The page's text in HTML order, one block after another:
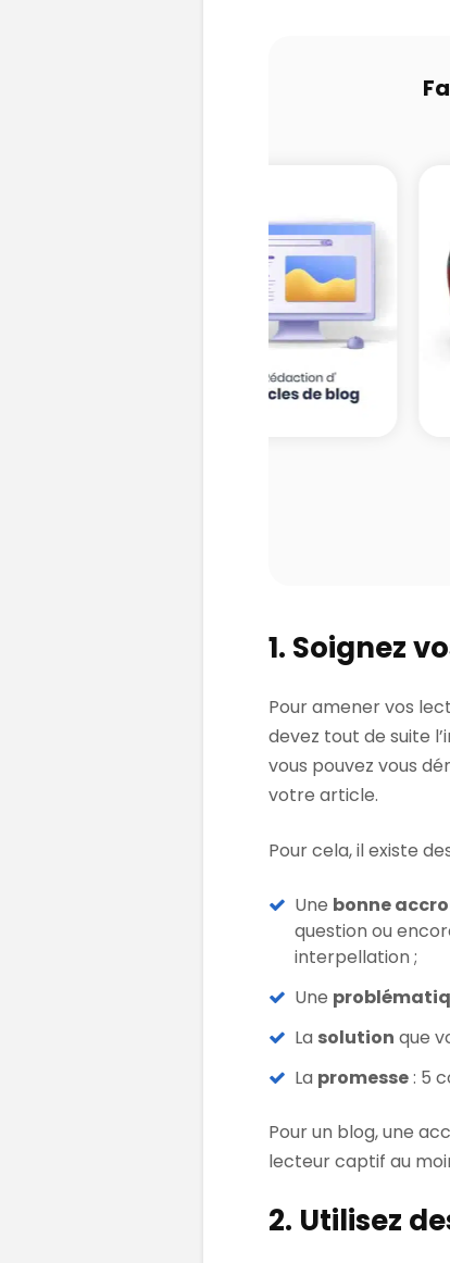
1. Soignez
Pour amener vos
devez tout de suite
vous pouvez vous
votre article.
Pour cela, il existe
Une bonne
question ou
interpellation ;
Une
La solution que
La promesse: 5
Pour un blog, une
lecteur captif au
2. Utilisez